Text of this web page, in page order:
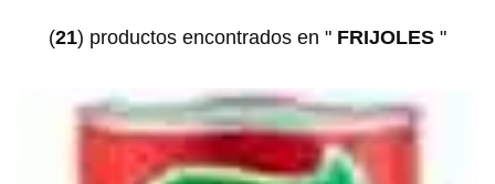
(21) productos encontrados en " FRIJOLES "